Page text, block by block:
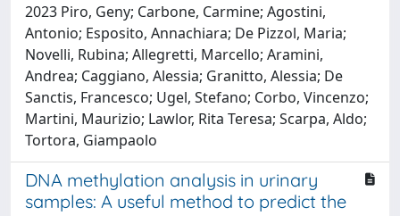
2023 Piro, Geny; Carbone, Carmine; Agostini,
Antonio; Esposito, Annachiara; De Pizzol, Maria;
Novelli, Rubina; Allegretti, Marcello; Aramini,
Andrea; Caggiano, Alessia; Granitto, Alessia; De
Sanctis, Francesco; Ugel, Stefano; Corbo, Vincenzo;
Martini, Maurizio; Lawlor, Rita Teresa; Scarpa, Aldo;
Tortora, Giampaolo
DNA methylation analysis in urinary
samples: A useful method to predict the